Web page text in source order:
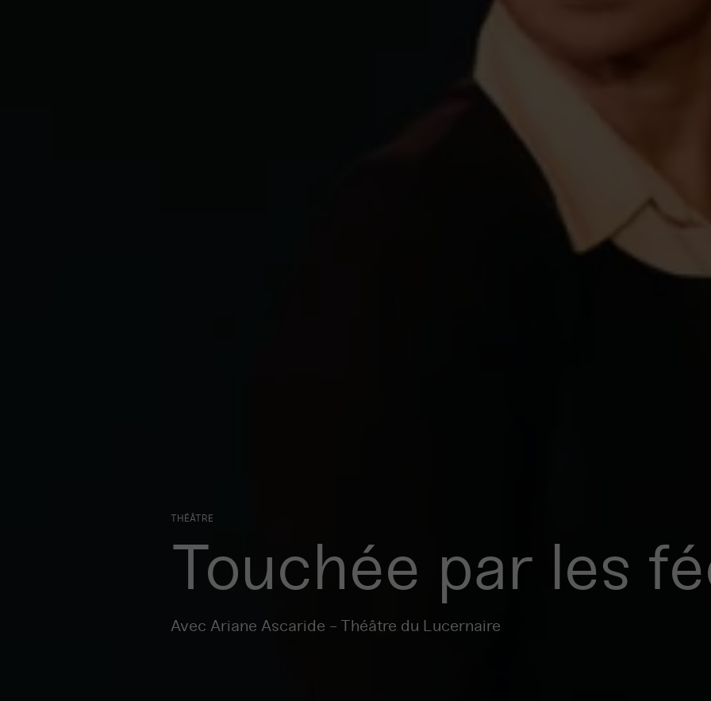
THÉÂTRE
Touchée par les
Avec Ariane Ascaride - Théâtre du Lucernaire